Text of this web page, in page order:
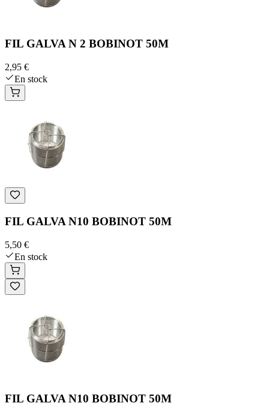
FIL GALVA N 2 BOBINOT 50M
2,95 €
En stock
FIL GALVA N10 BOBINOT 50M
5,50 €
En stock
FIL GALVA N10 BOBINOT 50M